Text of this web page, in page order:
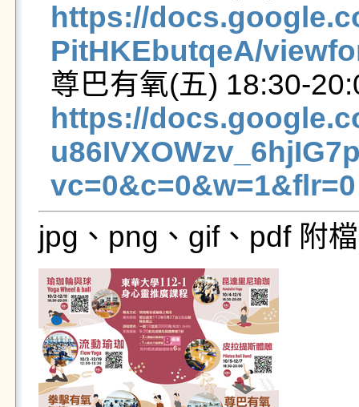
https://
PitHKEbutqeA/
https://
vc=0&c=0&w=1&flr=0
jpg、png、gif、pdf 附